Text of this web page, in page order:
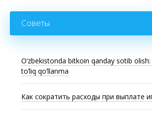
Советы
O’zbekistonda bitkoin qanday sotib
to’liq qo’llanma
Как сократить расходы при выплате